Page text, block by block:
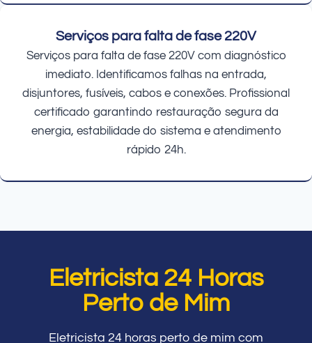
Serviços para falta de fase 220V
Serviços para falta de fase 220V com diagnóstico
imediato. Identificamos falhas na entrada,
disjuntores, fusíveis, cabos e conexões. Profissional
certificado garantindo restauração segura da
energia, estabilidade do sistema e atendimento
rápido 24h.
Eletricista 24 Horas
Perto de Mim
Eletricista 24 horas perto de mim com